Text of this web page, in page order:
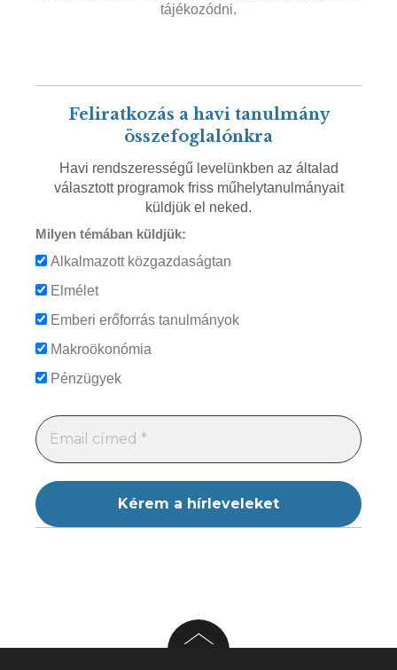
tájékozódni.
Feliratkozás a havi tanulmány
összefoglalónkra
Havi rendszerességű levelünkben az általad
választott programok friss műhelytanulmányait
küldjük el neked.
Milyen témában küldjük:
Alkalmazott közgazdaságtan
Elmélet
Emberi erőforrás tanulmányok
Makroökonómia
Pénzügyek